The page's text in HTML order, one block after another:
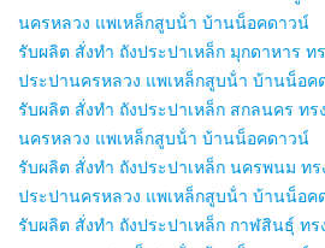
นครหลวง แพเหล็กสูบน้ํา บ้านน็อคดาวน์
รับผลิต สั่งทำ ถังประปาเหล็ก มุกดาหาร ท
ประปานครหลวง แพเหล็กสูบน้ํา บ้านน็อค
รับผลิต สั่งทำ ถังประปาเหล็ก สกลนคร ท
นครหลวง แพเหล็กสูบน้ํา บ้านน็อคดาวน์
รับผลิต สั่งทำ ถังประปาเหล็ก นครพนม ท
ประปานครหลวง แพเหล็กสูบน้ํา บ้านน็อค
รับผลิต สั่งทำ ถังประปาเหล็ก กาฬสินธุ์ ท